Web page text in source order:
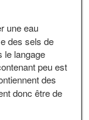
une eau
des sels de
le langage
peu est
des
donc être de